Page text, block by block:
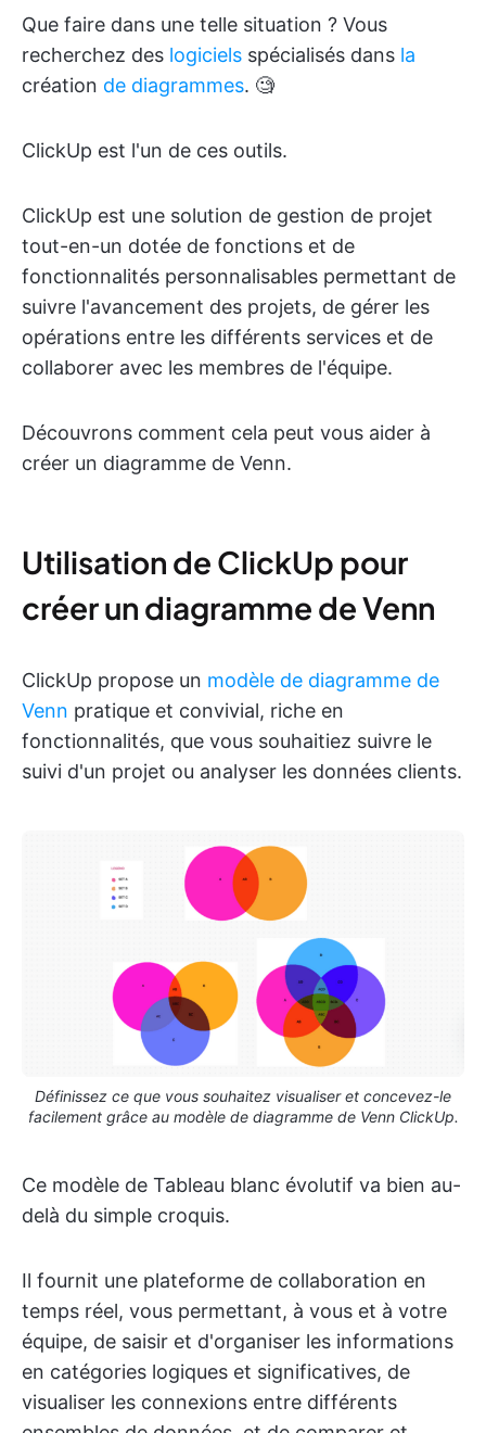
Que faire dans une telle situation ? Vous
recherchez des logiciels spécialisés dans la
création de diagrammes. 🧐
ClickUp est l'un de ces outils.
ClickUp est une solution de gestion de projet
tout-en-un dotée de fonctions et de
fonctionnalités personnalisables permettant de
suivre l'avancement des projets, de gérer les
opérations entre les différents services et de
collaborer avec les membres de l'équipe.
Découvrons comment cela peut vous aider à
créer un diagramme de Venn.
Utilisation de ClickUp pour
créer un diagramme de Venn
ClickUp propose un modèle de diagramme de
Venn pratique et convivial, riche en
fonctionnalités, que vous souhaitiez suivre le
suivi d'un projet ou analyser les données clients.
Définissez ce que vous souhaitez visualiser et concevez-le
facilement grâce au modèle de diagramme de Venn ClickUp.
Ce modèle de Tableau blanc évolutif va bien au-
delà du simple croquis.
Il fournit une plateforme de collaboration en
temps réel, vous permettant, à vous et à votre
équipe, de saisir et d'organiser les informations
en catégories logiques et significatives, de
visualiser les connexions entre différents